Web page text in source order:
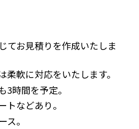
てお見積りを作成いたしま
柔軟に対応をいたします。
3時間を予定。
トなどあり。
ス。